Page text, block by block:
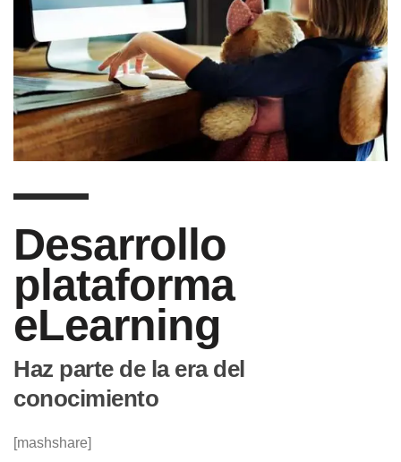
Desarrollo
plataforma
eLearning
Haz parte de la era del
conocimiento
[mashshare]